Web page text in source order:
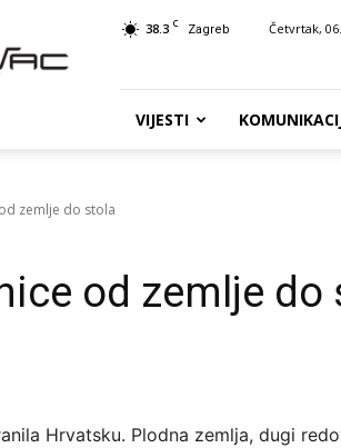
38.3 C Zagreb Četvrtak,
VIJESTI
zemlje do stola
od zemlje do
Hrvatsku. Plodna zemlja, dugi